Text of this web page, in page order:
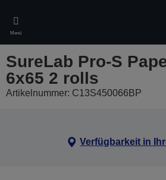
main
content
Menü
SureLab Pro-S
6x65 2 rolls
Artikelnummer: C13S450066BP
Verfügbarkeit in